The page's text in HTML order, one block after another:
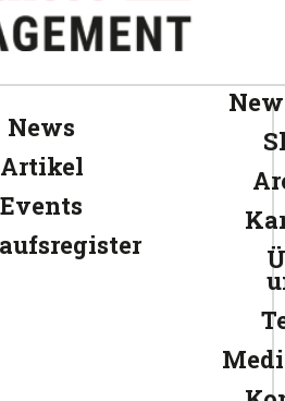
News
Artikel
Events